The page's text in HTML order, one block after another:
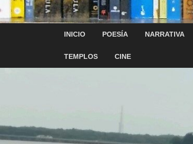
INICIO POESÍA NARRATIVA
TEMPLOS CINE